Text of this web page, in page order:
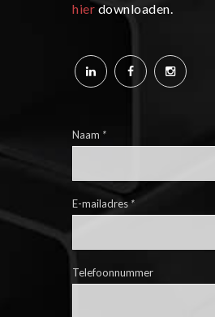
hier downloaden.
Naam *
E-mailadres *
Telefoonnummer